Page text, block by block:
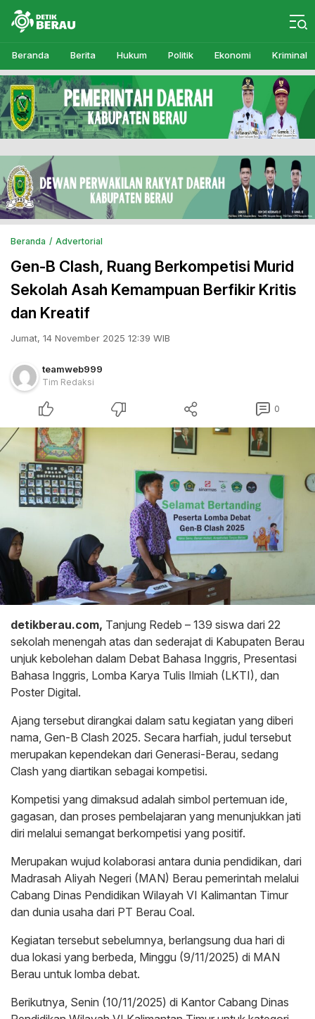
Detikberau.com
Media Diskusi Rakyat
Beranda Berita Hukum Politik Ekonomi Kriminal
Beranda Advertorial
Gen-B Clash, Ruang Berkompetisi Murid
Sekolah Asah Kemampuan Berfikir Kritis
dan Kreatif
Jumat, 14 November 2025 12:39 WIB
teamweb999
Tim Redaksi
0
detikberau.com, Tanjung Redeb – 139 siswa dari 22
sekolah menengah atas dan sederajat di Kabupaten Berau
unjuk kebolehan dalam Debat Bahasa Inggris, Presentasi
Bahasa Inggris, Lomba Karya Tulis Ilmiah (LKTI), dan
Poster Digital.
Ajang tersebut dirangkai dalam satu kegiatan yang diberi
nama, Gen-B Clash 2025. Secara harfiah, judul tersebut
merupakan kependekan dari Generasi-Berau, sedang
Clash yang diartikan sebagai kompetisi.
Kompetisi yang dimaksud adalah simbol pertemuan ide,
gagasan, dan proses pembelajaran yang menunjukkan jati
diri melalui semangat berkompetisi yang positif.
Merupakan wujud kolaborasi antara dunia pendidikan, dari
Madrasah Aliyah Negeri (MAN) Berau pemerintah melalui
Cabang Dinas Pendidikan Wilayah VI Kalimantan Timur
dan dunia usaha dari PT Berau Coal.
Kegiatan tersebut sebelumnya, berlangsung dua hari di
dua lokasi yang berbeda, Minggu (9/11/2025) di MAN
Berau untuk lomba debat.
Berikutnya, Senin (10/11/2025) di Kantor Cabang Dinas